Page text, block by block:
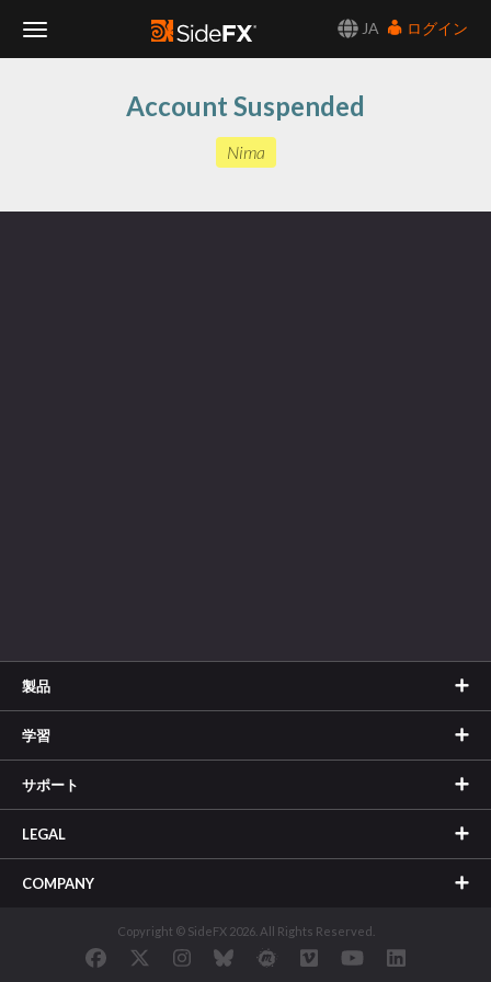
JA
ログイン
Account Suspended
Nima
製品
学習
サポート
LEGAL
COMPANY
Copyright © SideFX 2026. All Rights Reserved.